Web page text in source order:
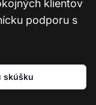
klientov
podporu s
skúšku